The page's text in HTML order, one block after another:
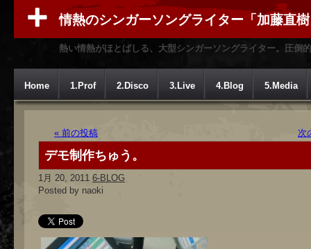
情熱のシンガーソングライター「加藤直
熱い情熱がほとばしる、大型シンガーソングライター。圧倒
Home 1.Prof 2.Disco 3.Live 4.Blog 5.Media
« 前の投稿 次
デモ制作ちゅう。
1月 20, 2011 6-BLOG
Posted by naoki